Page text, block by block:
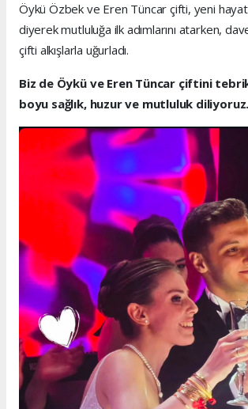
Öykü Özbek ve Eren Tüncar çifti, yeni
diyerek mutluluğa ilk adımlarını atarken,
çifti alkışlarla uğurladı.
Biz de Öykü ve Eren Tüncar çiftini
boyu sağlık, huzur ve mutluluk diliyoruz.